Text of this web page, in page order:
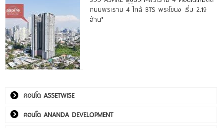
ถนนพระราม 4 ใกล้ BTS พระโขนง เริ่ม 2.19
ล้าน*
คอนโด ASSETWISE
คอนโด ANANDA DEVELOPMENT